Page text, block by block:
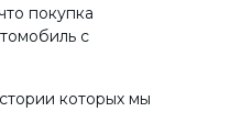
покупка
с
которых мы